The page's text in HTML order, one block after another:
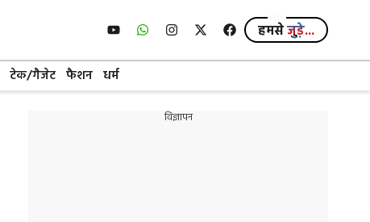
हमसेजुड़े...
टेक/गैजेट फैशन धर्म
विज्ञापन